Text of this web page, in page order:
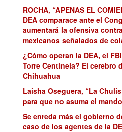
ROCHA, “APENAS EL
DEA comparace ante el
aumentará la ofensiva
mexicanos señalados de
¿Cómo operan la DEA, el
Torre Centinela? El cerebro
Chihuahua
Laisha Oseguera, “La
para que no asuma el
Se enreda más el gobierno
caso de los agentes de la